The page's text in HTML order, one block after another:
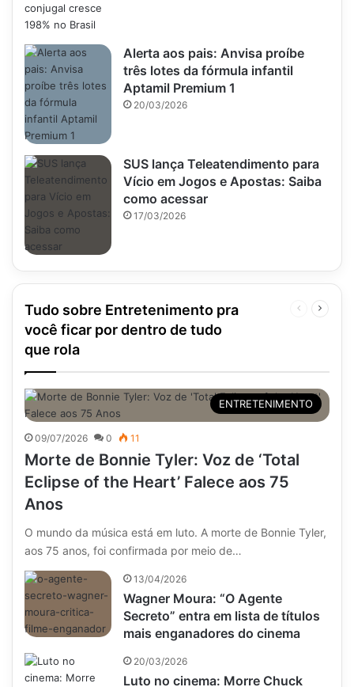
Alerta aos pais: Anvisa proíbe
três lotes da fórmula infantil
Aptamil Premium 1
20/03/2026
SUS lança Teleatendimento para
Vício em Jogos e Apostas: Saiba
como acessar
17/03/2026
Tudo sobre Entretenimento pra
você ficar por dentro de tudo
que rola
Página
ENTRETENIMENTO
09/07/2026 0 11
Morte de Bonnie Tyler: Voz de ‘Total
Eclipse of the Heart’ Falece aos 75
Anos
O mundo da música está em luto. A morte de Bonnie Tyler,
aos 75 anos, foi confirmada por meio de…
13/04/2026
Wagner Moura: “O Agente
Secreto” entra em lista de títulos
mais enganadores do cinema
20/03/2026
Luto no cinema: Morre Chuck